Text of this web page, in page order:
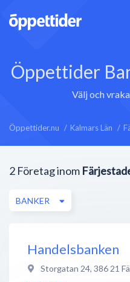
Öppettider
Välj och
Öppettider.nu Kalmars Län
2 Företag inom
BANKER
Handelsbanken
Storgatan 24, 386 21